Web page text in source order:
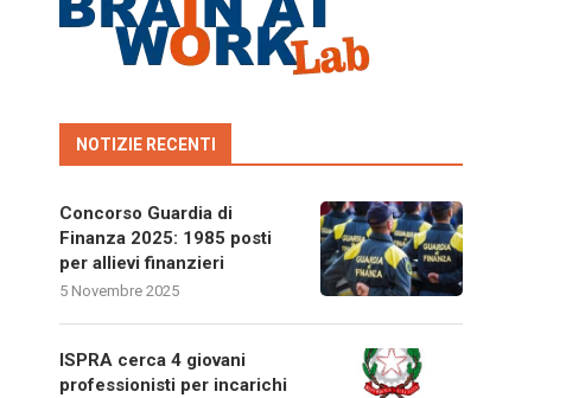
NOTIZIE RECENTI
Concorso Guardia di
Finanza 2025: 1985 posti
per allievi finanzieri
5 Novembre 2025
ISPRA cerca 4 giovani
professionisti per incarichi